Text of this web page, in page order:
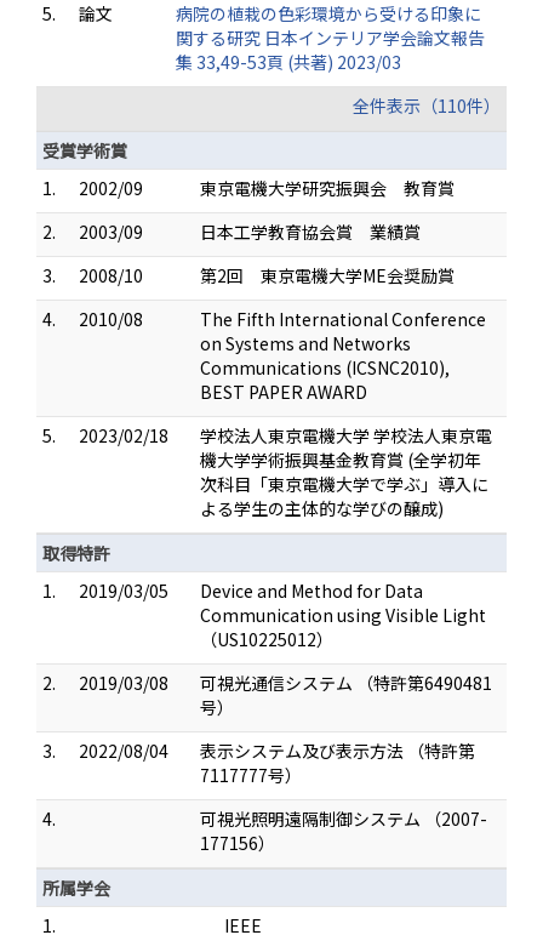
5.
論文
病院の植栽の色彩環境から受ける印象に
関する研究 日本インテリア学会論文報告
集 33,49-53頁 (共著) 2023/03
全件表示（110件）
受賞学術賞
1.
2002/09
東京電機大学研究振興会 教育賞
2.
2003/09
日本工学教育協会賞 業績賞
3.
2008/10
第2回 東京電機大学ME会奨励賞
4.
2010/08
The Fifth International Conference
on Systems and Networks
Communications (ICSNC2010),
BEST PAPER AWARD
5.
2023/02/18
学校法人東京電機大学 学校法人東京電
機大学学術振興基金教育賞 (全学初年
次科目「東京電機大学で学ぶ」導入に
よる学生の主体的な学びの醸成)
取得特許
1.
2019/03/05
Device and Method for Data
Communication using Visible Light
（US10225012）
2.
2019/03/08
可視光通信システム （特許第6490481
号）
3.
2022/08/04
表示システム及び表示方法 （特許第
7117777号）
4.
可視光照明遠隔制御システム （2007-
177156）
所属学会
1.
IEEE